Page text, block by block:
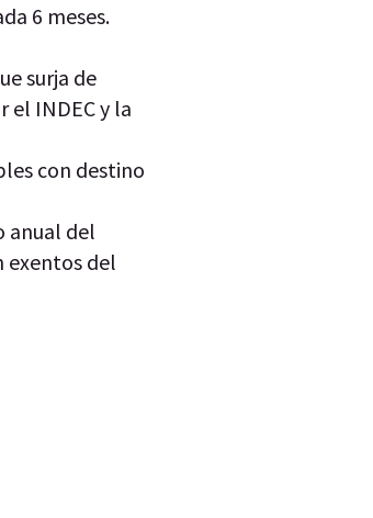
6 meses.
surja de
INDEC y la
con destino
anual del
exentos del